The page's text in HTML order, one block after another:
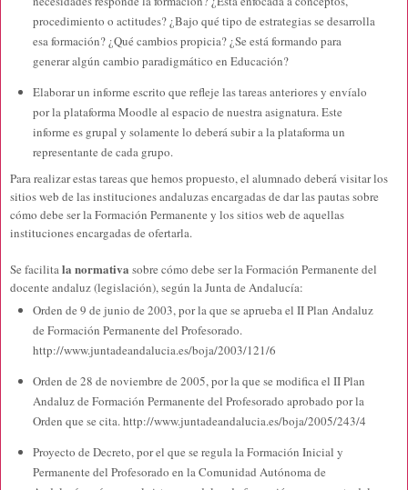
procedimiento o actitudes? ¿Bajo qué tipo de estrategias se desarrolla
esa formación? ¿Qué cambios propicia? ¿Se está formando para
generar algún cambio paradigmático en Educación?
Elaborar un informe escrito que refleje las tareas anteriores y envíalo
por la plataforma Moodle al espacio de nuestra asignatura. Este
informe es grupal y solamente lo deberá subir a la plataforma un
representante de cada grupo.
Para realizar estas tareas que hemos propuesto, el alumnado deberá visitar los
sitios web de las instituciones andaluzas encargadas de dar las pautas sobre
cómo debe ser la Formación Permanente y los sitios web de aquellas
instituciones encargadas de ofertarla.
Se facilitala normativa sobre cómo debe ser la Formación Permanente del
docente andaluz (legislación), según la Junta de Andalucía:
Orden de 9 de junio de 2003, por la que se aprueba el II Plan Andaluz
de Formación Permanente del Profesorado.
http://www.juntadeandalucia.es/boja/2003/121/6
Orden de 28 de noviembre de 2005, por la que se modifica el II Plan
Andaluz de Formación Permanente del Profesorado aprobado por la
Orden que se cita. http://www.juntadeandalucia.es/boja/2005/243/4
Proyecto de Decreto, por el que se regula la Formación Inicial y
Permanente del Profesorado en la Comunidad Autónoma de